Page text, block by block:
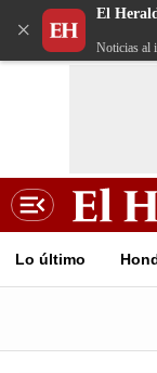
×
El
Noticias al
Lo último